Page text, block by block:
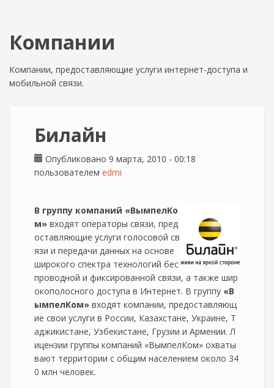
Компании
Компании, предоставляющие услуги интернет-доступа и
мобильной связи.
Билайн
Опубликовано 9 марта, 2010 - 00:18
пользователем edmi
В группу компаний «ВымпелКо
м» входят операторы связи, пред
оставляющие услуги голосовой св
язи и передачи данных на основе
широкого спектра технологий бес
проводной и фиксированной связи, а также шир
окополосного доступа в Интернет. В группу «В
ымпелКом» входят компании, предоставляющ
ие свои услуги в России, Казахстане, Украине, Т
аджикистане, Узбекистане, Грузии и Армении. Л
ицензии группы компаний «ВымпелКом» охваты
вают территории с общим населением около 34
0 млн человек.